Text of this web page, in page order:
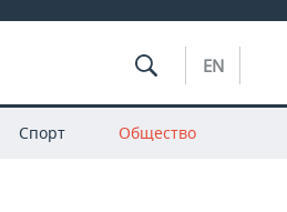
EN
Спорт Общество